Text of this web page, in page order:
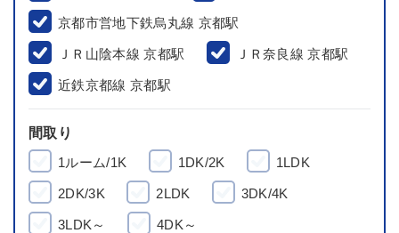
京都市営地下鉄烏丸線 京都駅
ＪＲ山陰本線 京都駅 ＪＲ奈良線 京都駅
近鉄京都線 京都駅
間取り
1ルーム/1K
1DK/2K 1LDK
2DK/3K 2LDK 3DK/4K
3LDK～ 4DK～